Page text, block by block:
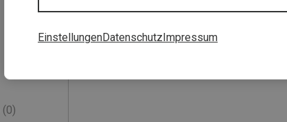
(0)
EinstellungenDatenschutzImpressum